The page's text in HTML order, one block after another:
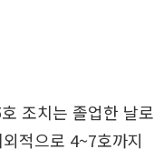
조치는 졸업한 날로
적으로 4~7호까지